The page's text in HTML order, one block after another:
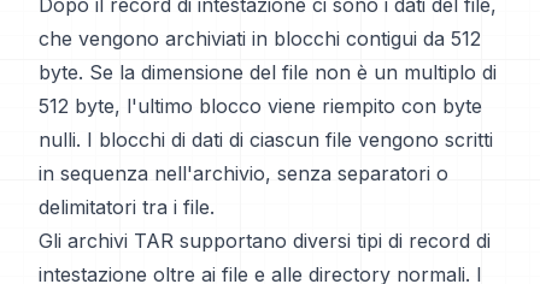
Dopo il record di intestazione ci sono i dati del file,
che vengono archiviati in blocchi contigui da 512
byte. Se la dimensione del file non è un multiplo di
512 byte, l'ultimo blocco viene riempito con byte
nulli. I blocchi di dati di ciascun file vengono scritti
in sequenza nell'archivio, senza separatori o
delimitatori tra i file.
Gli archivi TAR supportano diversi tipi di record di
intestazione oltre ai file e alle directory normali. I